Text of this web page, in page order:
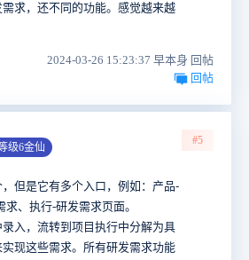
求，还不同的功能。感觉越来越
2024-03-26 15:23:37 早本身 回帖
回帖
级6金仙
#5
但是它有多个入口，例如：产品-
、执行-研发需求页面。
入，流转到项目执行中分解为具
现这些需求。所有研发需求功能